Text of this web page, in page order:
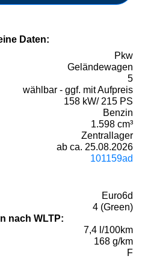
Daten:
Pkw
Geländewagen
5
wählbar - ggf. mit Aufpreis
158 kW/ 215 PS
Benzin
1.598 cm³
Zentrallager
ab ca. 25.08.2026
101159ad
Euro6d
4 (Green)
nach WLTP:
7,4 l/100km
168 g/km
F